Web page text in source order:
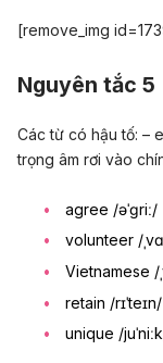
[remove_img
Nguyên tắc 5
Các từ có hậu tố: –
trọng âm rơi vào
agree /əˈɡriː/
volunteer /
Vietnamese /
retain /rɪˈteɪn/
unique /